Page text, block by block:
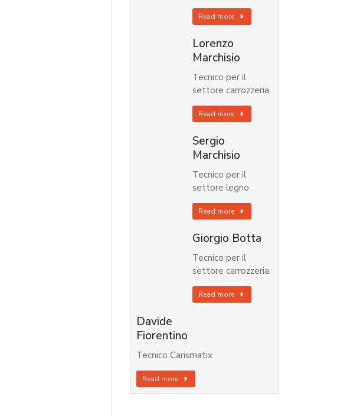
Read more
Lorenzo
Marchisio
Tecnico per il
settore carrozzeria
Read more
Sergio
Marchisio
Tecnico per il
settore legno
Read more
Giorgio Botta
Tecnico per il
settore carrozzeria
Read more
Davide
Fiorentino
Tecnico Carismatix
Read more